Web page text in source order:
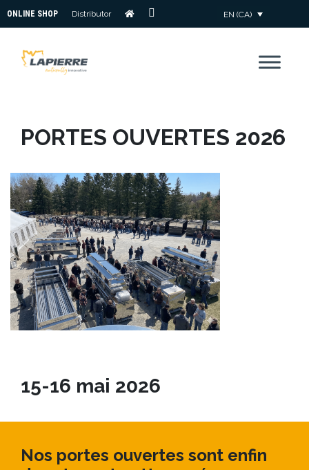
ONLINE SHOP
Distributor
CONTACT
EN (CA)
PORTES OUVERTES 2026
15-16 mai 2026
Nos portes ouvertes sont enfin